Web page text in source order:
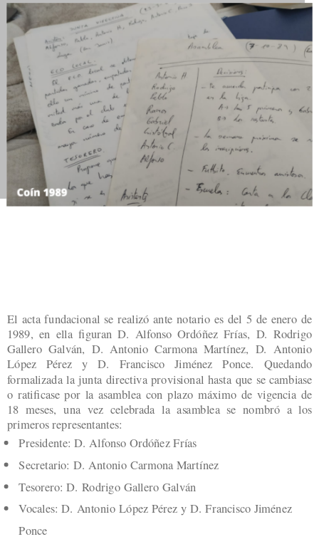
El acta fundacional se realizó ante notario es del 5 de enero de
1989, en ella figuran D. Alfonso Ordóñez Frías, D. Rodrigo
Gallero Galván, D. Antonio Carmona Martínez, D. Antonio
López Pérez y D. Francisco Jiménez Ponce. Quedando
formalizada la junta directiva provisional hasta que se cambiase
o ratificase por la asamblea con plazo máximo de vigencia de
18 meses, una vez celebrada la asamblea se nombró a los
primeros representantes:
Presidente: D. Alfonso Ordóñez Frías
Secretario: D. Antonio Carmona Martínez
Tesorero: D. Rodrigo Gallero Galván
Vocales: D. Antonio López Pérez y D. Francisco Jiménez
Ponce